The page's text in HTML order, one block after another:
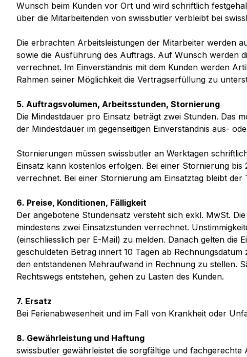
Wunsch beim Kunden vor Ort und wird schriftlich
über die Mitarbeitenden von swissbutler verbleibt bei
Die erbrachten Arbeitsleistungen der Mitarbeiter werden
sowie die Ausführung des Auftrags. Auf Wunsch werden
verrechnet. Im Einverständnis mit dem Kunden werden
Rahmen seiner Möglichkeit die Vertragserfüllung zu
5. Auftragsvolumen, Arbeitsstunden, Stornierung
Die Mindestdauer pro Einsatz beträgt zwei Stunden. Das
der Mindestdauer im gegenseitigen Einverständnis aus-
Stornierungen müssen swissbutler an Werktagen
Einsatz kann kostenlos erfolgen. Bei einer Stornierung
verrechnet. Bei einer Stornierung am Einsatztag bleibt
6. Preise, Konditionen, Fälligkeit
Der angebotene Stundensatz versteht sich exkl. MwSt.
mindestens zwei Einsatzstunden verrechnet.
(einschliesslich per E-Mail) zu melden. Danach gelten die
geschuldeten Betrag innert 10 Tagen ab
den entstandenen Mehraufwand in Rechnung zu stellen.
Rechtswegs entstehen, gehen zu Lasten des Kunden.
7. Ersatz
Bei Ferienabwesenheit und im Fall von Krankheit oder
8. Gewährleistung und Haftung
swissbutler gewährleistet die sorgfältige und